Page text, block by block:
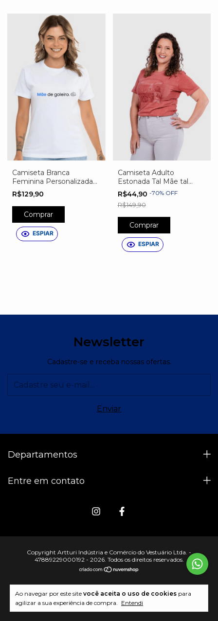
Ao navegar por este site você aceita o uso de cookies para
agilizar a sua experiência de compra. Entendi
Camiseta Branca
Feminina Personalizada
Mãe de Goleiro
R$129,90
Comprar
ESPIAR
Camiseta Adulto
Estonada Tal Mãe tal
Filho Tal Mãe Tal Filha
R$44,90 -70% OFF
R$149,90
Comprar
ESPIAR
Newsletter
Cadastre-se e receba nossas ofertas.
Departamentos
Entre em contato
Copyright Artturi Indústria e Comércio do Vestuário Ltda. -
47889229000192 - 2026. Todos os direitos reservados.